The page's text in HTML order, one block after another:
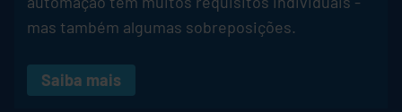
mas também algumas sobreposições.
Saiba mais